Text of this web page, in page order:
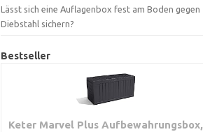
Lässt sich eine Auflagenbox fest am Boden gegen
Diebstahl sichern?
Bestseller
Keter Marvel Plus Aufbewahrungsbox,